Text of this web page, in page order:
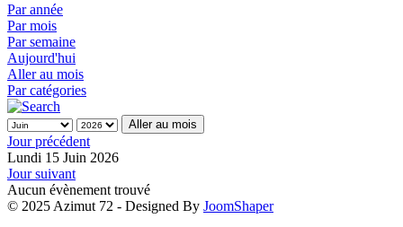
Par année
Par mois
Par semaine
Aujourd'hui
Aller au mois
Par catégories
Aller au mois
Jour précédent
Lundi 15 Juin 2026
Jour suivant
Aucun évènement trouvé
© 2025 Azimut 72 - Designed By JoomShaper